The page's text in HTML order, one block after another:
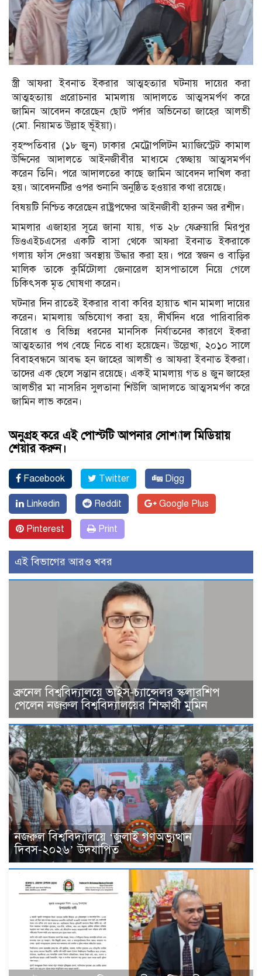
স্ত্রী আফরা ইবনাত ইকরার আত্মহত্যার ঘটনায় দায়ের করা
আত্মহত্যায় প্ররোচনার মামলায় আদালতে আত্মসমর্পণ করে
জামিন আবেদন করেছেন ছোট পর্দার অভিনেতা জাহের আলভী
(মো. নিয়ামত উল্লাহ ভূঁইয়া)।
বৃহস্পতিবার (১৮ জুন) ঢাকার মেট্রোপলিটন ম্যাজিস্ট্রেট কামাল
উদ্দিনের আদালতে আইনজীবীর মাধ্যমে স্বেচ্ছায় আত্মসমর্পণ
করেন তিনি। পরে আদালতের কাছে জামিন আবেদন দাখিল করা
হয়। আবেদনটির ওপর শুনানি অনুষ্ঠিত হওয়ার কথা রয়েছে।
বিষয়টি নিশ্চিত করেছেন রাষ্ট্রপক্ষের আইনজীবী হারুন অর রশীদ।
মামলার এজাহার সূত্রে জানা যায়, গত ২৮ ফেব্রুয়ারি মিরপুর
ডিওএইচএসের একটি বাসা থেকে আফরা ইবনাত ইকরাকে
গলায় ফাঁস দেওয়া অবস্থায় উদ্ধার করা হয়। পরে স্বজন ও বাড়ির
মালিক তাকে কুর্মিটোলা জেনারেল হাসপাতালে নিয়ে গেলে
চিকিৎসক মৃত ঘোষণা করেন।
ঘটনার দিন রাতেই ইকরার বাবা কবির হায়াত খান মামলা দায়ের
করেন। মামলায় অভিযোগ করা হয়, দীর্ঘদিন ধরে পারিবারিক
বিরোধ ও বিভিন্ন ধরনের মানসিক নির্যাতনের কারণে ইকরা
আত্মহত্যার পথ বেছে নিতে বাধ্য হয়েছেন। উল্লেখ্য, ২০১০ সালে
বিবাহবন্ধনে আবদ্ধ হন জাহের আলভী ও আফরা ইবনাত ইকরা।
তাদের এক ছেলে সন্তান রয়েছে। একই মামলায় গত ৪ জুন জাহের
আলভীর মা নাসরিন সুলতানা শিউলি আদালতে আত্মসমর্পণ করে
জামিন লাভ করেন।
অনুগ্রহ করে এই পোস্টটি আপনার সোশ্যাল মিডিয়ায়
শেয়ার করুন।
Facebook Twitter Digg
Linkedin Reddit Google Plus
Pinterest Print
এই বিভাগের আরও খবর
ব্রুনেল বিশ্ববিদ্যালয়ে ভাইস-চ্যান্সেলর স্কলারশিপ
পেলেন নজরুল বিশ্ববিদ্যালয়ের শিক্ষার্থী মুমিন
নজরুল বিশ্ববিদ্যালয়ে ‘জুলাই গণঅভ্যুত্থান
দিবস-২০২৬’ উদযাপিত